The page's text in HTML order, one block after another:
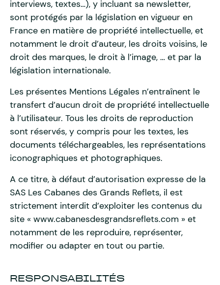
interviews, textes…), y incluant sa newsletter,
sont protégés par la législation en vigueur en
France en matière de propriété intellectuelle, et
notamment le droit d’auteur, les droits voisins, le
droit des marques, le droit à l’image, … et par la
législation internationale.
Les présentes Mentions Légales n’entraînent le
transfert d’aucun droit de propriété intellectuelle
à l’utilisateur. Tous les droits de reproduction
sont réservés, y compris pour les textes, les
documents téléchargeables, les représentations
iconographiques et photographiques.
A ce titre, à défaut d’autorisation expresse de la
SAS Les Cabanes des Grands Reflets, il est
strictement interdit d’exploiter les contenus du
site « www.cabanesdesgrandsreflets.com » et
notamment de les reproduire, représenter,
modifier ou adapter en tout ou partie.
RESPONSABILITÉS